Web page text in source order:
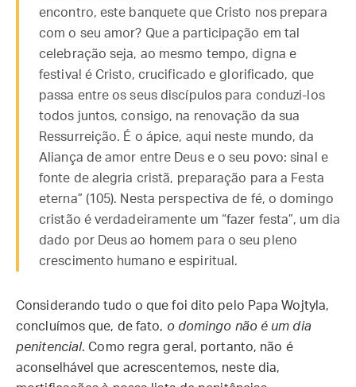
encontro, este banquete que Cristo nos prepara
com o seu amor? Que a participação em tal
celebração seja, ao mesmo tempo, digna e
festiva! é Cristo, crucificado e glorificado, que
passa entre os seus discípulos para conduzi-los
todos juntos, consigo, na renovação da sua
Ressurreição. É o ápice, aqui neste mundo, da
Aliança de amor entre Deus e o seu povo: sinal e
fonte de alegria cristã, preparação para a Festa
eterna” (105). Nesta perspectiva de fé, o domingo
cristão é verdadeiramente um “fazer festa”, um dia
dado por Deus ao homem para o seu pleno
crescimento humano e espiritual.
Considerando tudo o que foi dito pelo Papa Wojtyla,
concluímos que, de fato, o domingo não é um dia
penitencial. Como regra geral, portanto, não é
aconselhável que acrescentemos, neste dia,